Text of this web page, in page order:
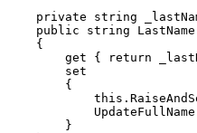
private string
    public string LastName
    {
get { return
        set
        {
        }